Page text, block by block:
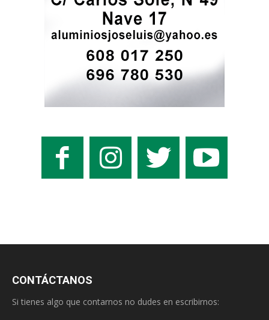
CONTÁCTANOS
Si tienes algo que contarnos no dudes en escribirnos: